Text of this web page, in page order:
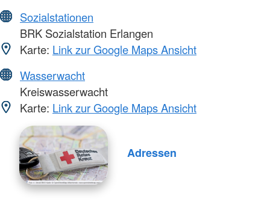
Sozialstationen
BRK Sozialstation Erlangen
Karte: Link zur Google Maps Ansicht
Wasserwacht
Kreiswasserwacht
Karte: Link zur Google Maps Ansicht
Adressen